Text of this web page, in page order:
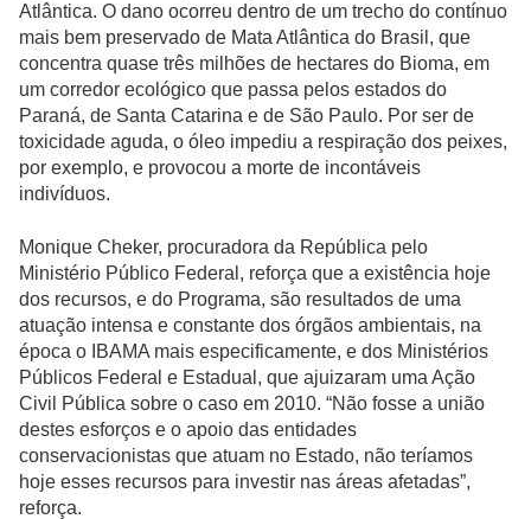
Atlântica. O dano ocorreu dentro de um trecho do contínuo
mais bem preservado de Mata Atlântica do Brasil, que
concentra quase três milhões de hectares do Bioma, em
um corredor ecológico que passa pelos estados do
Paraná, de Santa Catarina e de São Paulo. Por ser de
toxicidade aguda, o óleo impediu a respiração dos peixes,
por exemplo, e provocou a morte de incontáveis
indivíduos.
Monique Cheker, procuradora da República pelo
Ministério Público Federal, reforça que a existência hoje
dos recursos, e do Programa, são resultados de uma
atuação intensa e constante dos órgãos ambientais, na
época o IBAMA mais especificamente, e dos Ministérios
Públicos Federal e Estadual, que ajuizaram uma Ação
Civil Pública sobre o caso em 2010. “Não fosse a união
destes esforços e o apoio das entidades
conservacionistas que atuam no Estado, não teríamos
hoje esses recursos para investir nas áreas afetadas”,
reforça.